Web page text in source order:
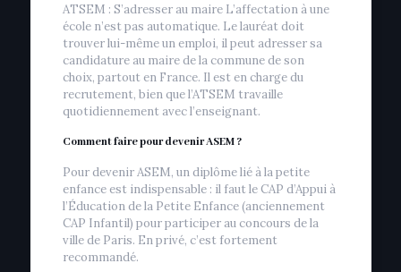
ATSEM : S’adresser au maire L’affectation à une
école n’est pas automatique. Le lauréat doit
trouver lui-même un emploi, il peut adresser sa
candidature au maire de la commune de son
choix, partout en France. Il est en charge du
recrutement, bien que l’ATSEM travaille
quotidiennement avec l’enseignant.
Comment faire pour devenir ASEM ?
Pour devenir ASEM, un diplôme lié à la petite
enfance est indispensable : il faut le CAP d’Appui à
l’Éducation de la Petite Enfance (anciennement
CAP Infantil) pour participer au concours de la
ville de Paris. En privé, c’est fortement
recommandé.